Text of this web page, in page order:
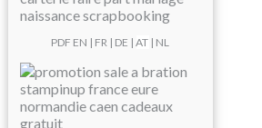
PDF EN | FR | DE | AT | NL